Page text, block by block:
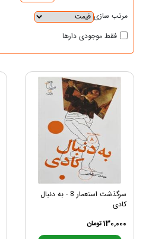
مرتب سازی
فقط موجودی دارها
سرگذشت استعمار 8 - به دنبال
کادی
130,000 تومان